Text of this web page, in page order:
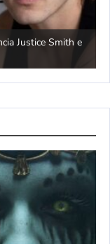
Justice Smith e